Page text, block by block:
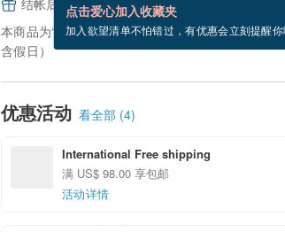
点击爱心加入收藏夹
加入欲望清单不怕错过，有优惠会立刻提醒你
结帐后填写并分享，免费帮你寄送电子贺卡。
本商品为“接单订制”。付款后，从开始制作到寄
含假日）
优惠活动 看全部 (4)
International Free shipping
满 US$ 98.00 享包邮
活动详情